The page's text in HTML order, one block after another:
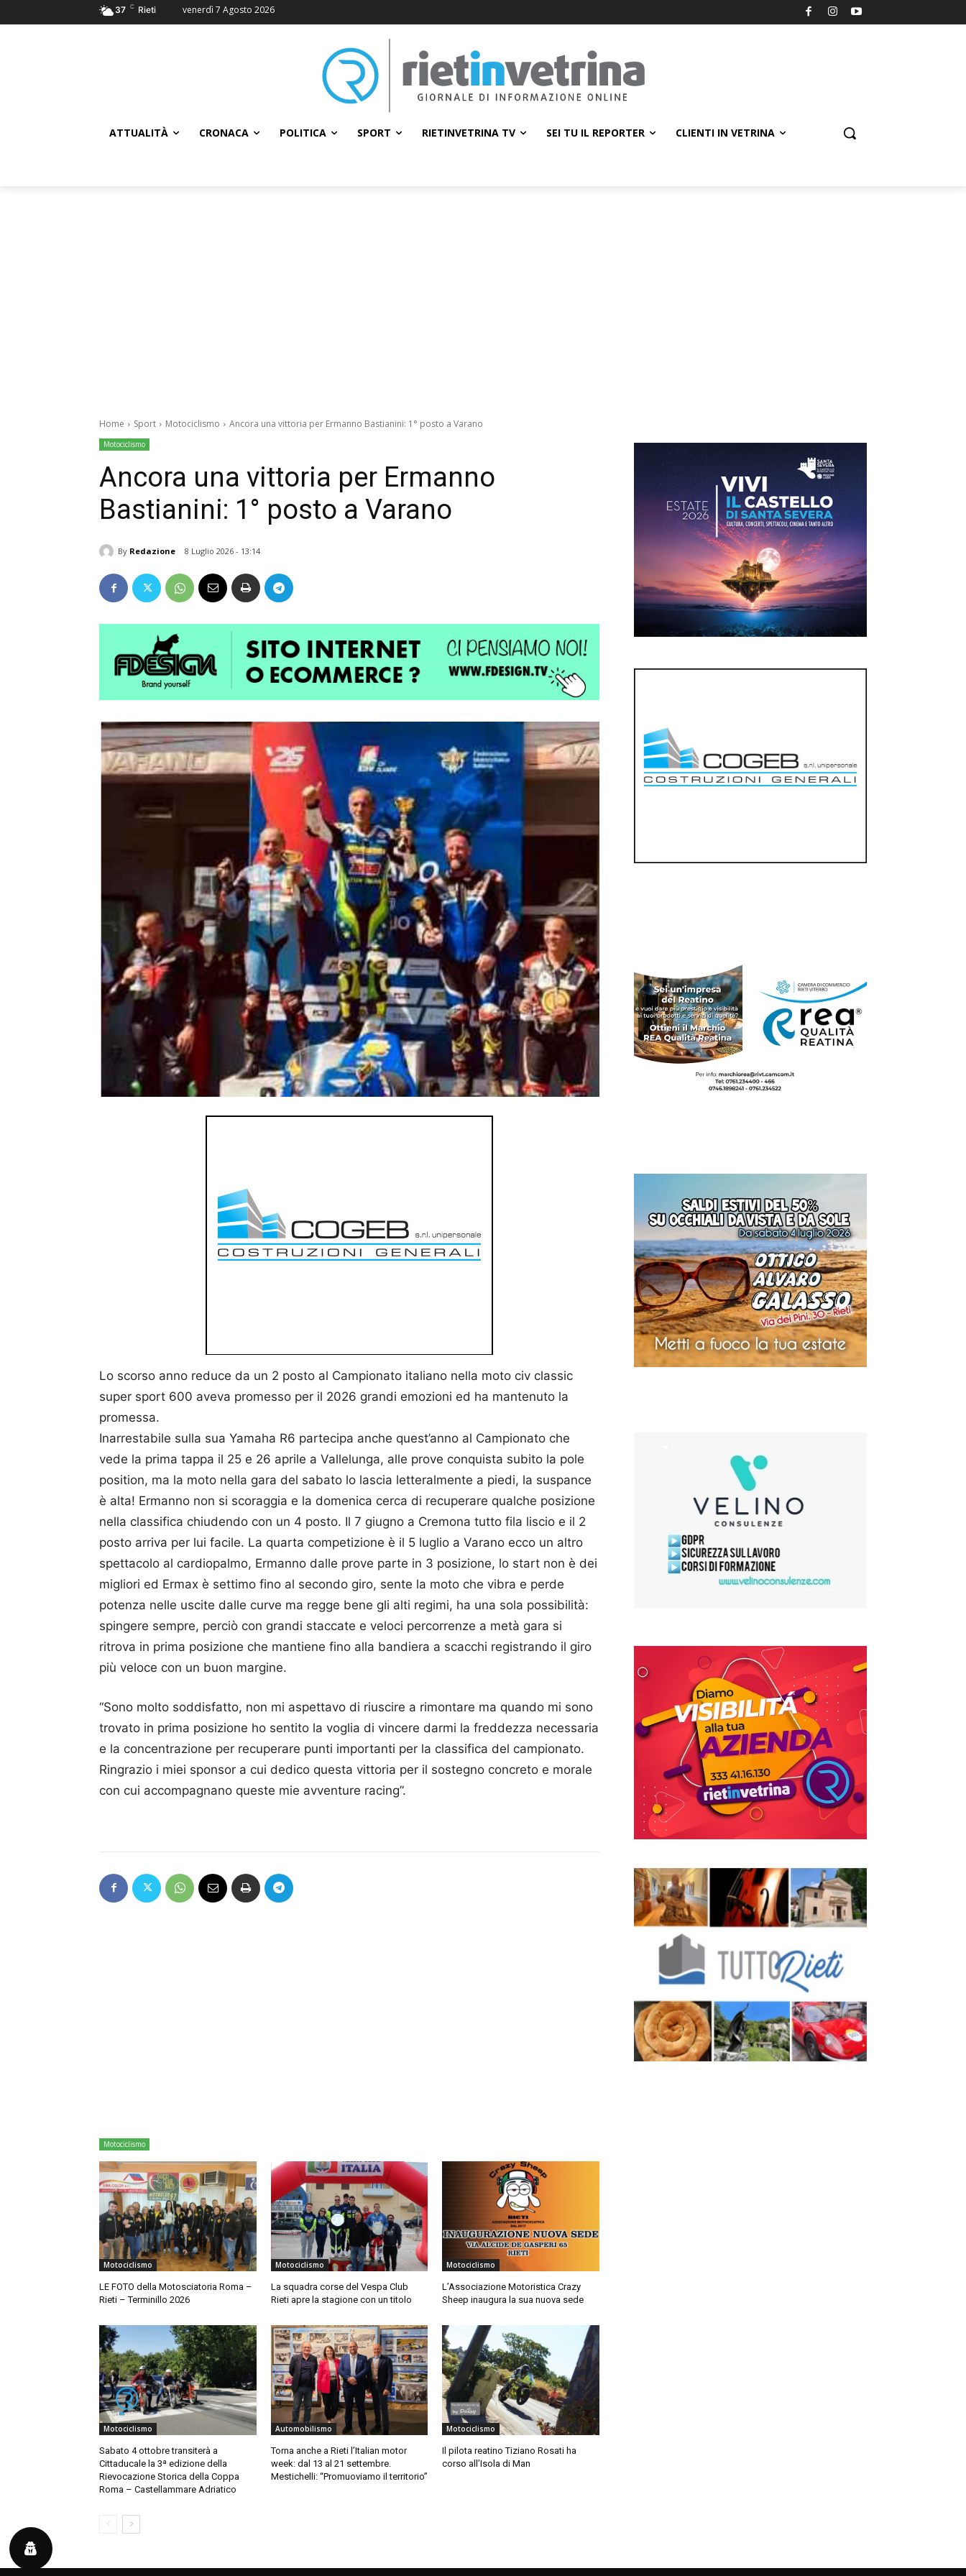
37 C Rieti venerdì 7 Agosto 2026
ATTUALITÀ CRONACA POLITICA SPORT RIETINVETRINA TV SEI TU IL REPORTER CLIENTI IN VETRINA
Home Sport Motociclismo Ancora una vittoria per Ermanno Bastianini: 1° posto a Varano
Motociclismo
Ancora una vittoria per Ermanno
Bastianini: 1° posto a Varano
By Redazione 8 Luglio 2026 - 13:14
Lo scorso anno reduce da un 2 posto al Campionato italiano nella moto civ classic
super sport 600 aveva promesso per il 2026 grandi emozioni ed ha mantenuto la
promessa.
Inarrestabile sulla sua Yamaha R6 partecipa anche quest’anno al Campionato che
vede la prima tappa il 25 e 26 aprile a Vallelunga, alle prove conquista subito la pole
position, ma la moto nella gara del sabato lo lascia letteralmente a piedi, la suspance
è alta! Ermanno non si scoraggia e la domenica cerca di recuperare qualche posizione
nella classifica chiudendo con un 4 posto. Il 7 giugno a Cremona tutto fila liscio e il 2
posto arriva per lui facile. La quarta competizione è il 5 luglio a Varano ecco un altro
spettacolo al cardiopalmo, Ermanno dalle prove parte in 3 posizione, lo start non è dei
migliori ed Ermax è settimo fino al secondo giro, sente la moto che vibra e perde
potenza nelle uscite dalle curve ma regge bene gli alti regimi, ha una sola possibilità:
spingere sempre, perciò con grandi staccate e veloci percorrenze a metà gara si
ritrova in prima posizione che mantiene fino alla bandiera a scacchi registrando il giro
più veloce con un buon margine.
“Sono molto soddisfatto, non mi aspettavo di riuscire a rimontare ma quando mi sono
trovato in prima posizione ho sentito la voglia di vincere darmi la freddezza necessaria
e la concentrazione per recuperare punti importanti per la classifica del campionato.
Ringrazio i miei sponsor a cui dedico questa vittoria per il sostegno concreto e morale
con cui accompagnano queste mie avventure racing”.
Motociclismo
Motociclismo
LE FOTO della Motosciatoria Roma –
Rieti – Terminillo 2026
Motociclismo
La squadra corse del Vespa Club
Rieti apre la stagione con un titolo
Motociclismo
L’Associazione Motoristica Crazy
Sheep inaugura la sua nuova sede
Motociclismo
Sabato 4 ottobre transiterà a
Cittaducale la 3ª edizione della
Rievocazione Storica della Coppa
Roma – Castellammare Adriatico
Automobilismo
Torna anche a Rieti l’Italian motor
week: dal 13 al 21 settembre.
Mestichelli: “Promuoviamo il territorio”
Motociclismo
Il pilota reatino Tiziano Rosati ha
corso all’Isola di Man